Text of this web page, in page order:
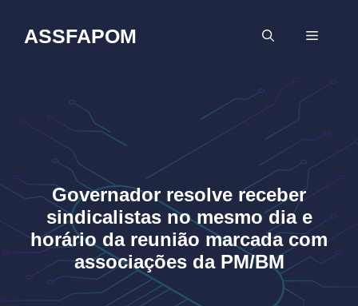
ASSFAPOM MENU
Governador resolve receber
sindicalistas no mesmo dia e
horário da reunião marcada com
associações da PM/BM